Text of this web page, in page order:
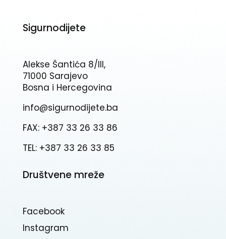
Sigurnodijete
Alekse Šantića 8/III,
71000 Sarajevo
Bosna i Hercegovina
info@sigurnodijete.ba
FAX: +387 33 26 33 86
TEL: +387 33 26 33 85
Društvene mreže
Facebook
Instagram